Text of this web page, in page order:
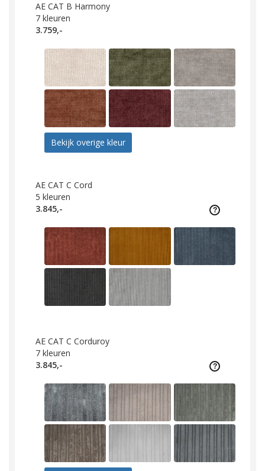
AE CAT B Harmony
7 kleuren
3.759,-
Bekijk overige kleur
AE CAT C Cord
5 kleuren
3.845,-
AE CAT C Corduroy
7 kleuren
3.845,-